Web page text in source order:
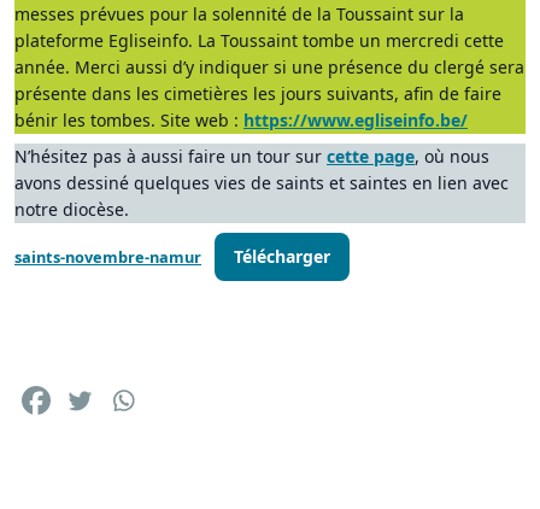
messes prévues pour la solennité de la Toussaint sur la
plateforme Egliseinfo. La Toussaint tombe un mercredi cette
année. Merci aussi d’y indiquer si une présence du clergé sera
présente dans les cimetières les jours suivants, afin de faire
bénir les tombes. Site web : https://www.egliseinfo.be/
N’hésitez pas à aussi faire un tour sur cette page, où nous
avons dessiné quelques vies de saints et saintes en lien avec
notre diocèse.
saints-novembre-namur Télécharger